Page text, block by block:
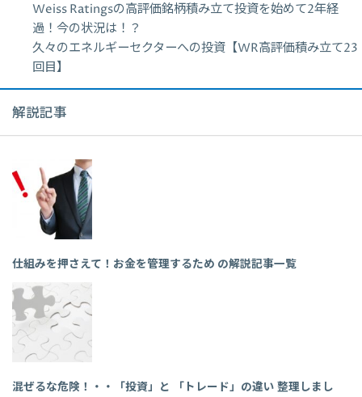
Weiss Ratingsの高評価銘柄積み立て投資を始めて2年経
過！今の状況は！？
久々のエネルギーセクターへの投資【WR高評価積み立て23
回目】
解説記事
仕組みを押さえて！お金を管理するため の解説記事一覧
混ぜるな危険！・・「投資」と 「トレード」の違い 整理しまし